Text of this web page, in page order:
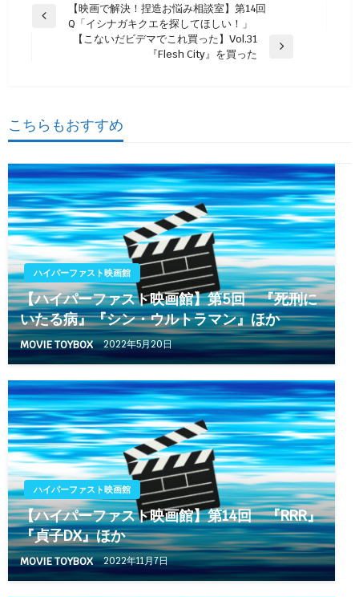
投
ー
シ
ョ
ン
【映画で解決！捏造お悩み相談室】第14回
Q「イシナガキクエを探してほしい！」
【こないだビデマでこれ買った】Vol.31
『Flesh City』を買った
こちらもおすすめ
ハイパーファスト映画館
【ハイパーファスト映画館】第5回 『死刑に
いたる病』『シン・ウルトラマン』ほか
MOVIE TOYBOX 2022年5月20日
ハイパーファスト映画館
【ハイパーファスト映画館】第14回 『RRR』
『貞子DX』ほか
MOVIE TOYBOX 2022年11月7日